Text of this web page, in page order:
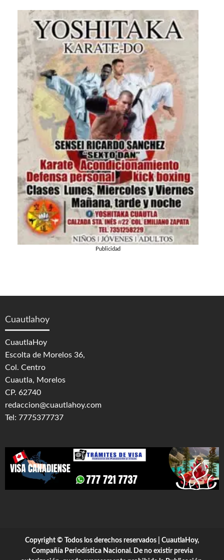
Publicidad
Cuautlahoy
CuautlaHoy
Escolta de Morelos 36,
Col. Centro
Cuautla, Morelos
CP. 62740
redaccion@cuautlahoy.com
Tel: 7775377737
Copyright © Todos los derechos reservados | CuautlaHoy,
Compañía Periodística Nacional. De no existir previa